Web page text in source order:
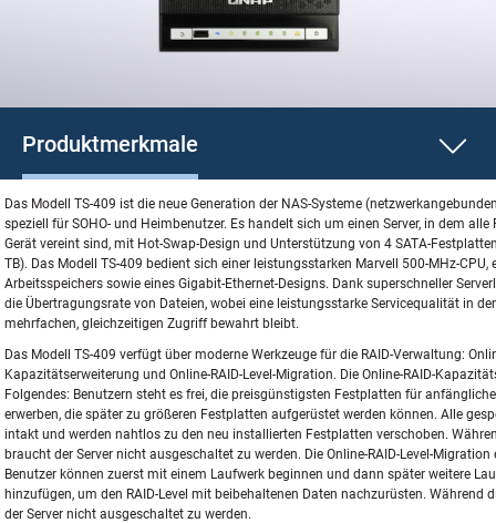
Produktmerkmale
Das Modell TS-409 ist die neue Generation der NAS-Systeme
speziell für SOHO- und Heimbenutzer. Es handelt sich um einen Server, in dem
Gerät vereint sind, mit Hot-Swap-Design und Unterstützung von 4 SATA-
TB). Das Modell TS-409 bedient sich einer leistungsstarken Marvell 500-MHz-CPU,
Arbeitsspeichers sowie eines Gigabit-Ethernet-Designs. Dank superschneller
die Übertragungsrate von Dateien, wobei eine leistungsstarke Servicequalität in
mehrfachen, gleichzeitigen Zugriff bewahrt bleibt.
Das Modell TS-409 verfügt über moderne Werkzeuge für die RAID-Verwaltung:
Kapazitätserweiterung und Online-RAID-Level-Migration. Die Online-RAID-
Folgendes: Benutzern steht es frei, die preisgünstigsten Festplatten für
erwerben, die später zu größeren Festplatten aufgerüstet werden können. Alle
intakt und werden nahtlos zu den neu installierten Festplatten verschoben.
braucht der Server nicht ausgeschaltet zu werden. Die Online-RAID-Level-
Benutzer können zuerst mit einem Laufwerk beginnen und dann später weitere
hinzufügen, um den RAID-Level mit beibehaltenen Daten nachzurüsten. Während
der Server nicht ausgeschaltet zu werden.